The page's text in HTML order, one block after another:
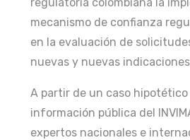
mecanismo de confianza
en la evaluación de
nuevas y nuevas
A partir de un caso
información pública del
expertos nacionales e